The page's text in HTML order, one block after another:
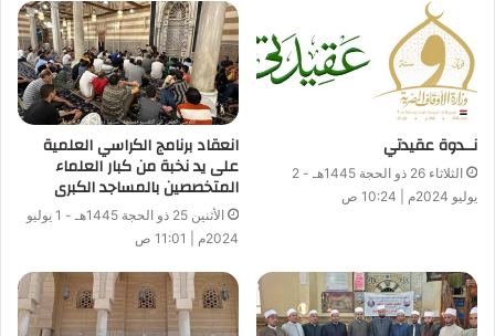
نــدوة عقيدتي
الثلاثاء 26 ذو الحجة 1445هـ - 2
يوليو 2024م | 10:24 ص
انعقاد برنامج الكراسي العلمية
على يد نخبة من كبار العلماء
المتخصصين بالمساجد الكبرى
الأثنين 25 ذو الحجة 1445هـ - 1 يوليو
2024م | 11:01 ص